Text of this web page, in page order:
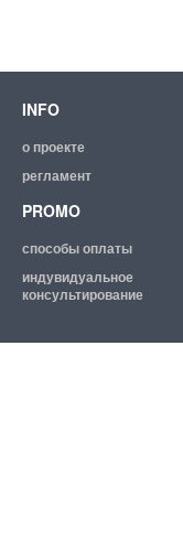
INFO
о проекте
регламент
PROMO
способы оплаты
индувидуальное
консультирование